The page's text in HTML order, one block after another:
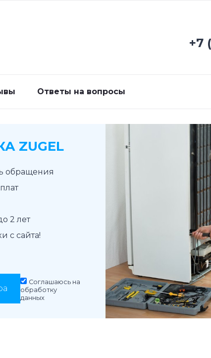
+7
Ответы на вопросы
ZUGEL
обращения
2 лет
с сайта!
Соглашаюсь на
обработку
данных